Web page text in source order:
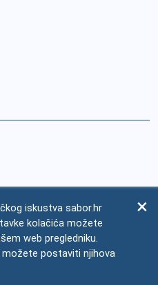
iskustva sabor.hr
kolačića možete
web pregledniku.
postaviti njihova